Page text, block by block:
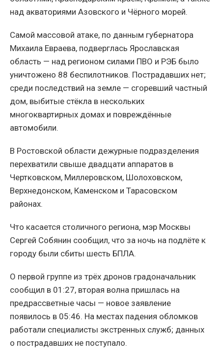
над акваториями Азовского и Чёрного морей.
Самой массовой атаке, по данным губернатора
Михаила Евраева, подверглась Ярославская
область — над регионом силами ПВО и РЭБ было
уничтожено 88 беспилотников. Пострадавших нет;
среди последствий на земле — сгоревший частный
дом, выбитые стёкла в нескольких
многоквартирных домах и повреждённые
автомобили.
В Ростовской области дежурные подразделения
перехватили свыше двадцати аппаратов в
Чертковском, Миллеровском, Шолоховском,
Верхнедонском, Каменском и Тарасовском
районах.
Что касается столичного региона, мэр Москвы
Сергей Собянин сообщил, что за ночь на подлёте к
городу были сбиты шесть БПЛА.
О первой группе из трёх дронов градоначальник
сообщил в 01:27, вторая волна пришлась на
предрассветные часы — новое заявление
появилось в 05:46. На местах падения обломков
работали специалисты экстренных служб; данных
о пострадавших не поступало.